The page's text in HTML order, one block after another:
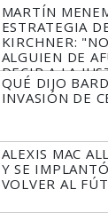
MARTÍN
ESTRATEGIA
KIRCHNER:
ALGUIEN DE
DECIR A LA
TIENE QUE
QUÉ DIJO
INVASIÓN DE
ALEXIS MAC
Y SE
VOLVER AL